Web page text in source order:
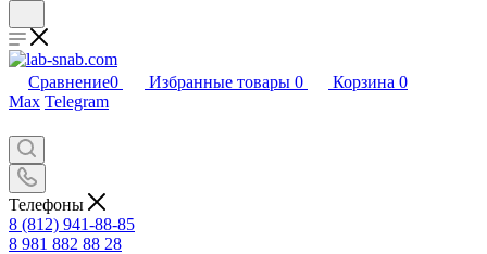
Сравнение0 Избранные товары 0 Корзина 0
Max Telegram
Телефоны
8 (812) 941-88-85
8 981 882 88 28